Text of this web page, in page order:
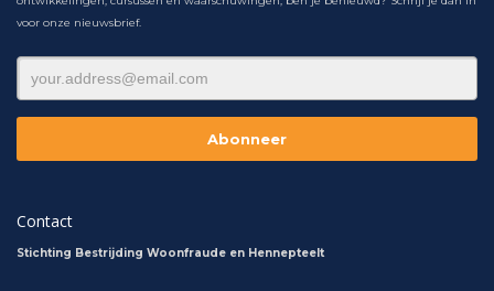
voor onze nieuwsbrief.
Contact
Stichting Bestrijding Woonfraude en Hennepteelt